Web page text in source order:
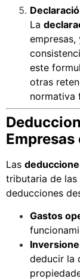
La
empresas,
este
otras
normativa
Empresas
Las
tributaria de las
deducciones
Gastos
deducir la